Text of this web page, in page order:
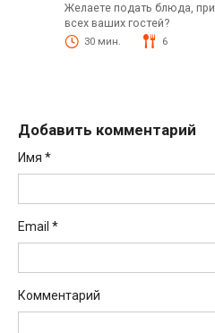
Желаете подать блюда,
всех ваших гостей?
30 мин. 6
Добавить комментарий
Имя *
Email *
Комментарий